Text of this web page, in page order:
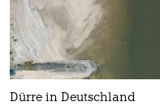
Dürre in Deutschland